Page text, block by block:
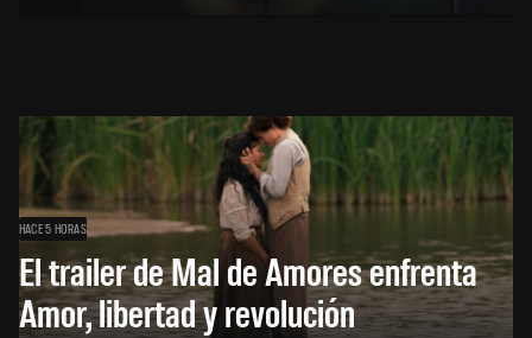
HACE 5 HORAS
El trailer de Mal de Amores enfrenta
Amor, libertad y revolución